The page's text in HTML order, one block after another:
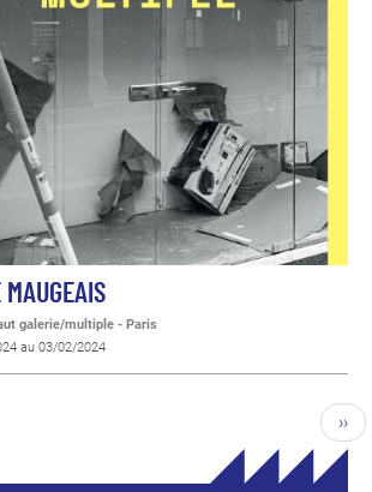
galerie/multiple - Paris
au 03/02/2024
››